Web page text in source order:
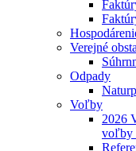
Verejné
Odpady
Voľby
2026
voľby